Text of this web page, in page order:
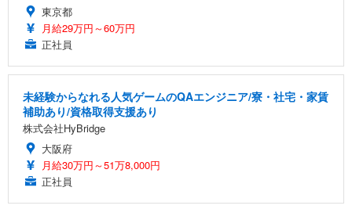
東京都
月給29万円～60万円
正社員
未経験からなれる人気ゲームのQAエンジニア/寮・社宅・家賃
補助あり/資格取得支援あり
株式会社HyBridge
大阪府
月給30万円～51万8,000円
正社員